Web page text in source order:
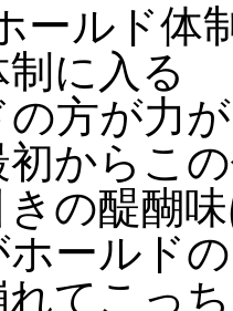
ールド体
に入る
の方が力
からこ
の醍醐
ホールド
てこっ